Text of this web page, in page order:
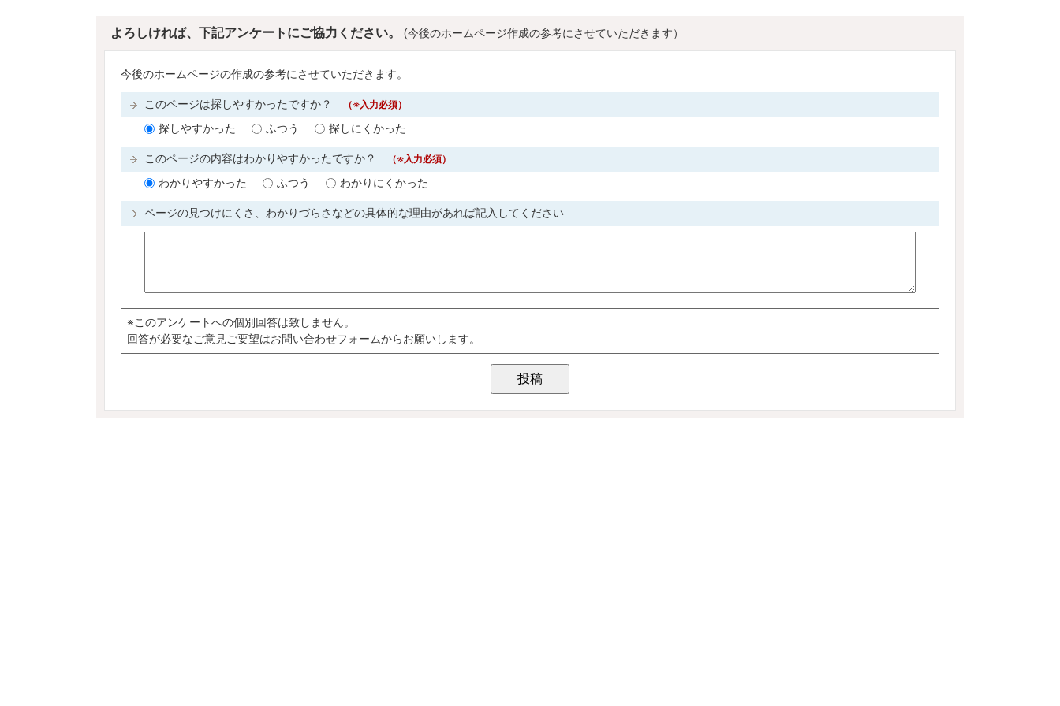
よろしければ、下記アンケートにご協力ください。 (今後のホームページ作成の参考にさせていただきます）
今後のホームページの作成の参考にさせていただきます。
このページは探しやすかったですか？ （※入力必須）
探しやすかった ふつう 探しにくかった
このページの内容はわかりやすかったですか？ （※入力必須）
わかりやすかった ふつう わかりにくかった
ページの見つけにくさ、わかりづらさなどの具体的な理由があれば記入してください
※このアンケートへの個別回答は致しません。
回答が必要なご意見ご要望はお問い合わせフォームからお願いします。